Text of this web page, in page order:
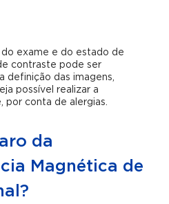
exame e do estado de
contraste pode ser
definição das imagens,
possível realizar a
por conta de alergias.
da
Magnética de